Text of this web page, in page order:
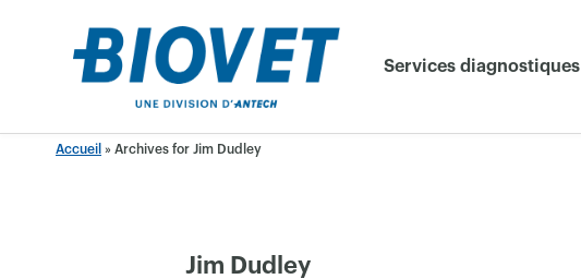
Services diagnostiques
Accueil » Archives for Jim Dudley
Jim Dudley